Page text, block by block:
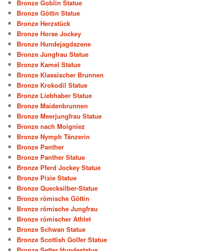
Bronze Goblin Statue
Bronze Göttin Statue
Bronze Herzstück
Bronze Horse Jockey
Bronze Hundejagdszene
Bronze Jungfrau Statue
Bronze Kamel Statue
Bronze Klassischer Brunnen
Bronze Krokodil Statue
Bronze Liebhaber Statue
Bronze Maidenbrunnen
Bronze Meerjungfrau Statue
Bronze nach Moigniez
Bronze Nymph Tänzerin
Bronze Panther
Bronze Panther Statue
Bronze Pferd Jockey Statue
Bronze Pixie Statue
Bronze Quecksilber-Statue
Bronze römische Göttin
Bronze römische Jungfrau
Bronze römischer Athlet
Bronze Schwan Statue
Bronze Scottish Golfer Statue